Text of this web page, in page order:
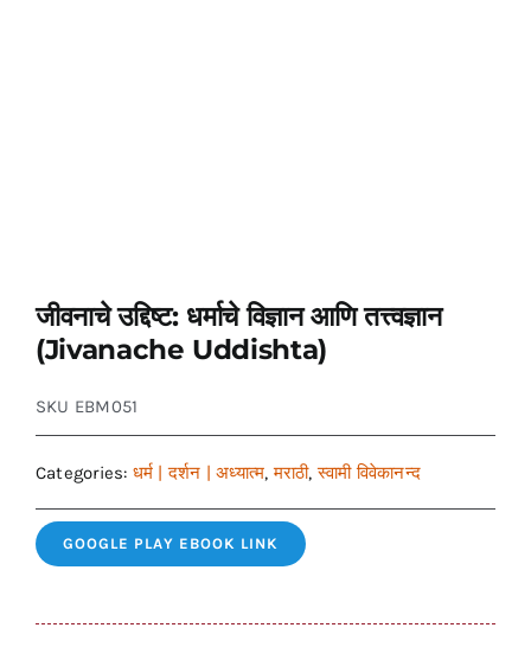
जीवनाचे उद्दिष्ट: धर्माचे विज्ञान आणि तत्त्वज्ञान
(Jivanache Uddishta)
SKU EBM051
Categories: धर्म | दर्शन | अध्यात्म,मराठी,स्वामी विवेकानन्द
GOOGLE PLAY EBOOK LINK